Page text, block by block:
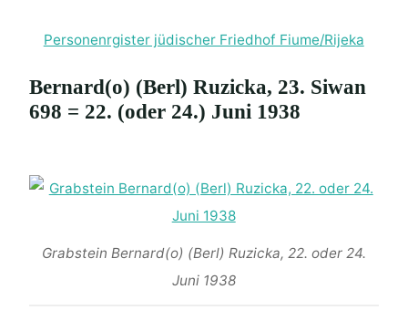
Personenrgister jüdischer Friedhof Fiume/Rijeka
Bernard(o) (Berl) Ruzicka, 23. Siwan
698 = 22. (oder 24.) Juni 1938
Grabstein Bernard(o) (Berl) Ruzicka, 22. oder 24.
Juni 1938